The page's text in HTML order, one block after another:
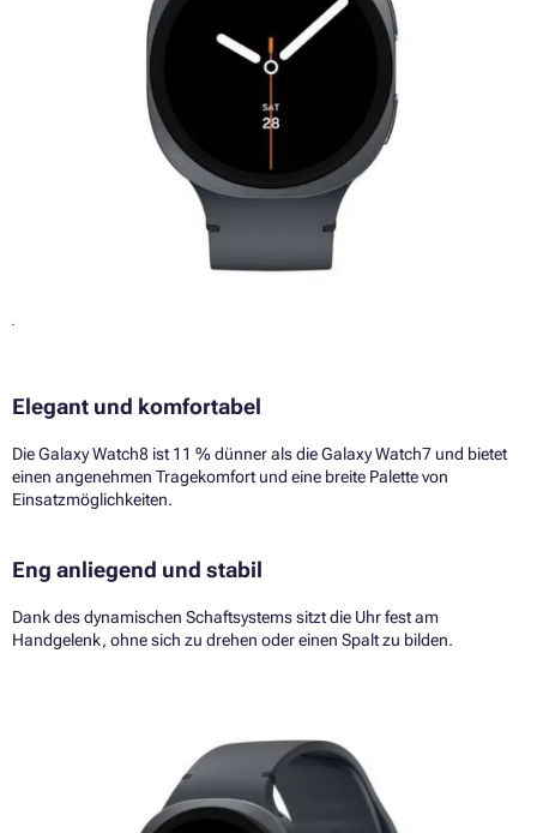
Elegant und komfortabel
Die Galaxy Watch8 ist 11 % dünner als die Galaxy Watch7 und bietet
einen angenehmen Tragekomfort und eine breite Palette von
Einsatzmöglichkeiten.
Eng anliegend und stabil
Dank des dynamischen Schaftsystems sitzt die Uhr fest am
Handgelenk, ohne sich zu drehen oder einen Spalt zu bilden.